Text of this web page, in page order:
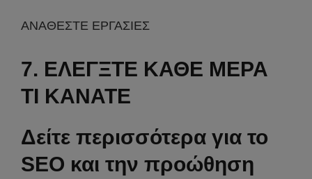
ΑΝΑΘΕΣΤΕ ΕΡΓΑΣΙΕΣ
7. ΕΛΕΓΞΤΕ ΚΑΘΕ ΜΕΡΑ
ΤΙ ΚΑΝΑΤΕ
Δείτε περισσότερα για το
SEO και την προώθηση